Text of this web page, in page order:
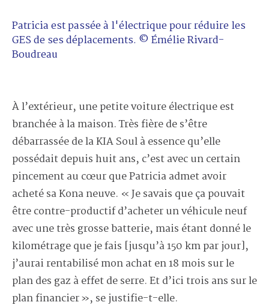
Patricia est passée à l'électrique pour réduire les
GES de ses déplacements. © Émélie Rivard-
Boudreau
À l’extérieur, une petite voiture électrique est
branchée à la maison. Très fière de s’être
débarrassée de la KIA Soul à essence qu’elle
possédait depuis huit ans, c’est avec un certain
pincement au cœur que Patricia admet avoir
acheté sa Kona neuve. « Je savais que ça pouvait
être contre-productif d’acheter un véhicule neuf
avec une très grosse batterie, mais étant donné le
kilométrage que je fais [jusqu’à 150 km par jour],
j’aurai rentabilisé mon achat en 18 mois sur le
plan des gaz à effet de serre. Et d’ici trois ans sur le
plan financier », se justifie-t-elle.